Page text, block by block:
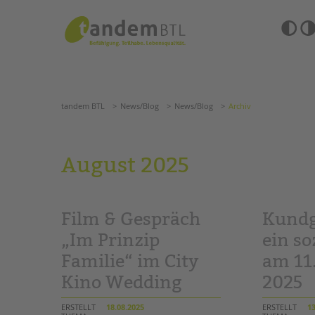
Barrierefrei-
ANGEBOTE
KITA & FRÜHE HILFEN
Grundschulen
Oberschulen
Förderzentren
Kollegs
EFöB
Schulbezogene Sozialarbeit
Tagesgruppen
BETREUTES
TANDEM BTL
Zertfikatskurse
Seminarkalender
tandem BTL News/Blog
tandem BTL News/Blog News/Blog Archiv
August 2025
Film & Gespräch
„Im Prinzip
Familie“ im City
Kino Wedding
ERSTELLT
18.08.2025
ein
am
2025
ERSTELLT